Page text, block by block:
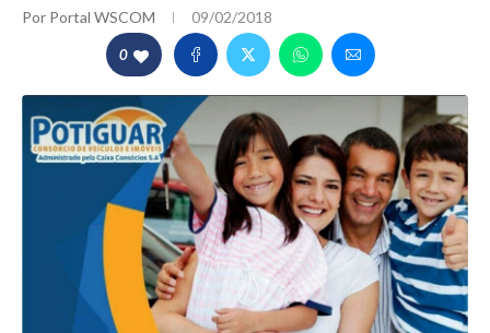
Por Portal WSCOM 09/02/2018
0